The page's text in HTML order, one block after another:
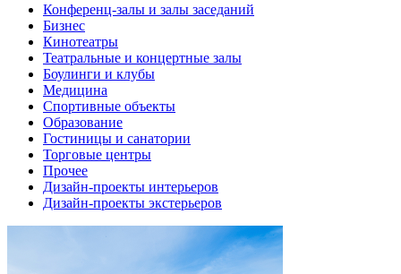
Конференц-залы и залы заседаний
Бизнес
Кинотеатры
Театральные и концертные залы
Боулинги и клубы
Медицина
Спортивные объекты
Образование
Гостиницы и санатории
Торговые центры
Прочее
Дизайн-проекты интерьеров
Дизайн-проекты экстерьеров